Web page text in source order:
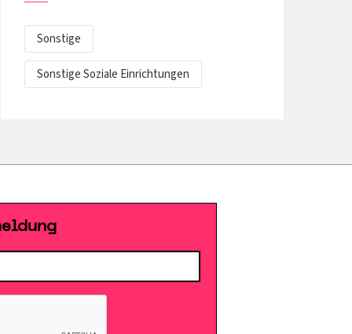
Sonstige
Sonstige Soziale Einrichtungen